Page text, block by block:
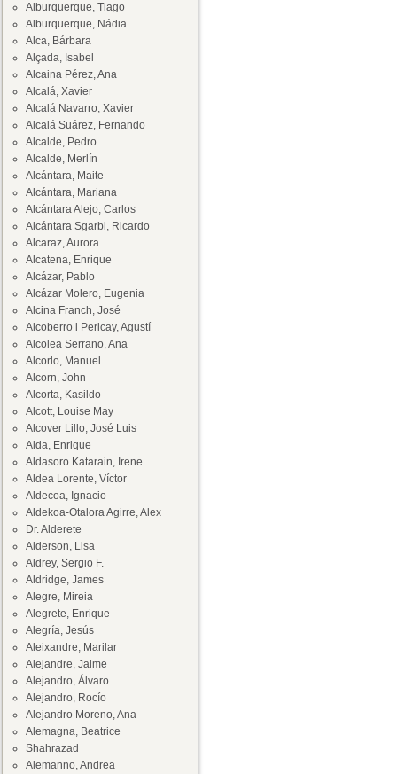
Alburquerque, Tiago
Alburquerque, Nádia
Alca, Bárbara
Alçada, Isabel
Alcaina Pérez, Ana
Alcalá, Xavier
Alcalá Navarro, Xavier
Alcalá Suárez, Fernando
Alcalde, Pedro
Alcalde, Merlín
Alcántara, Maite
Alcántara, Mariana
Alcántara Alejo, Carlos
Alcántara Sgarbi, Ricardo
Alcaraz, Aurora
Alcatena, Enrique
Alcázar, Pablo
Alcázar Molero, Eugenia
Alcina Franch, José
Alcoberro i Pericay, Agustí
Alcolea Serrano, Ana
Alcorlo, Manuel
Alcorn, John
Alcorta, Kasildo
Alcott, Louise May
Alcover Lillo, José Luis
Alda, Enrique
Aldasoro Katarain, Irene
Aldea Lorente, Víctor
Aldecoa, Ignacio
Aldekoa-Otalora Agirre, Alex
Dr. Alderete
Alderson, Lisa
Aldrey, Sergio F.
Aldridge, James
Alegre, Mireia
Alegrete, Enrique
Alegría, Jesús
Aleixandre, Marilar
Alejandre, Jaime
Alejandro, Álvaro
Alejandro, Rocío
Alejandro Moreno, Ana
Alemagna, Beatrice
Shahrazad
Alemanno, Andrea